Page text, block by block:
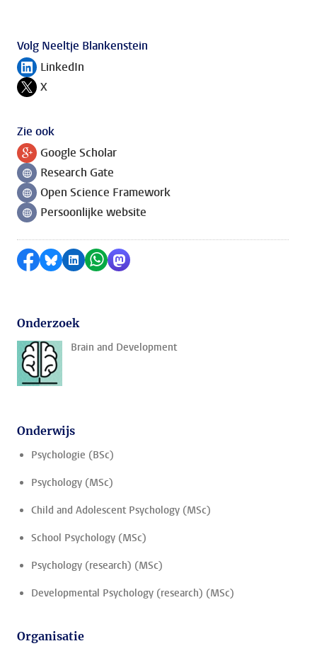
Volg Neeltje Blankenstein
Volg ons op
LinkedIn
Volg ons op
X
Zie ook
Volg ons op
Google Scholar
Volg ons op
Research Gate
Volg ons op
Open Science Framework
Volg ons op
Persoonlijke website
Delen op Facebook
Delen via Bluesky
Delen op LinkedIn
Delen via WhatsApp
Delen via Mastodon
Onderzoek
Brain and Development
Onderwijs
Psychologie (BSc)
Psychology (MSc)
Child and Adolescent Psychology (MSc)
School Psychology (MSc)
Psychology (research) (MSc)
Developmental Psychology (research) (MSc)
Organisatie